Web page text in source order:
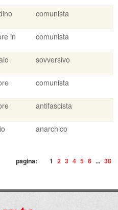
comunista
in comunista
sovversivo
comunista
antifascista
anarchico
pagina: 1 2 3 4 5 6 ... 38